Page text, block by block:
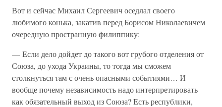
Вот и сейчас Михаил Сергеевич оседлал своего
любимого конька, закатив перед Борисом Николаевичем
очередную пространную филиппику:
— Если дело дойдет до такого вот грубого отделения от
Союза, до ухода Украины, то тогда мы сможем
столкнуться там с очень опасными событиями… И
вообще почему независимость надо интерпретировать
как обязательный выход из Союза? Есть республики,